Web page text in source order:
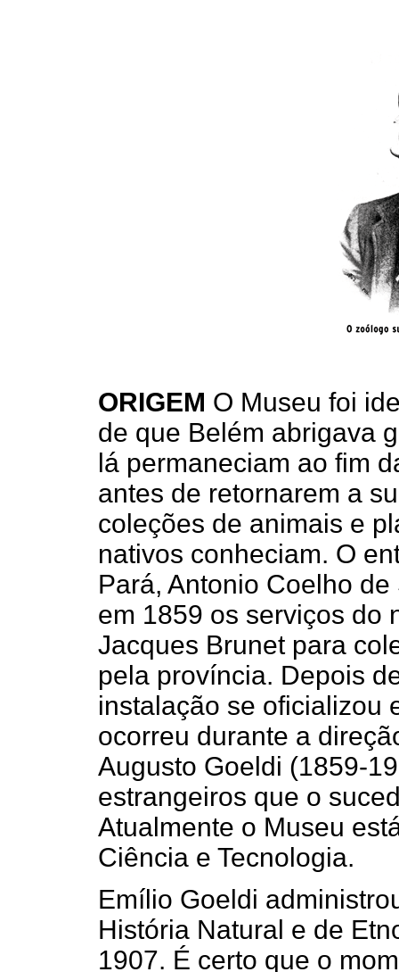
ORIGEM O Museu foi
de que Belém abrigava
lá permaneciam ao fim
antes de retornarem a
coleções de animais e
nativos conheciam. O
Pará, Antonio Coelho
em 1859 os serviços do
Jacques Brunet para
pela província. Depois
instalação se oficializou
ocorreu durante a
Augusto Goeldi (1859-
estrangeiros que o
Atualmente o Museu
Ciência e Tecnologia.
Emílio Goeldi
História Natural e de
1907. É certo que o